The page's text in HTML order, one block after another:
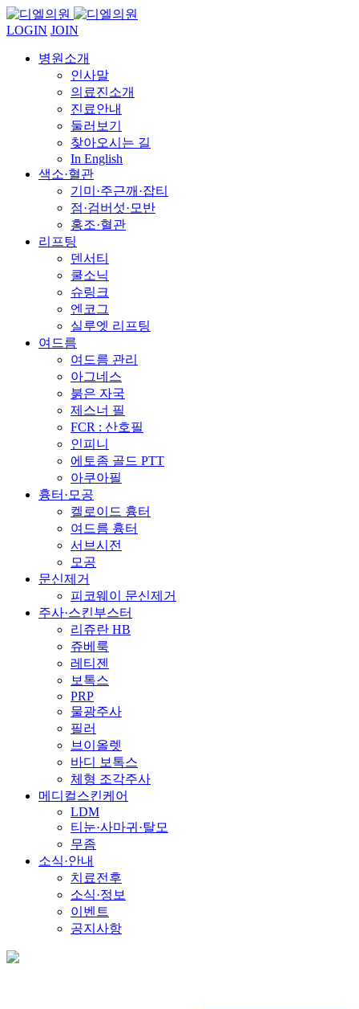
LOGIN JOIN
병원소개
인사말
의료진소개
진료안내
둘러보기
찾아오시는 길
In English
색소·혈관
기미·주근깨·잡티
점·검버섯·모반
홍조·혈관
리프팅
덴서티
쿨소닉
슈링크
엔코그
실루엣 리프팅
여드름
여드름 관리
아그네스
붉은 자국
제스너 필
FCR : 산호필
인피니
에토좀 골드 PTT
아쿠아필
흉터·모공
켈로이드 흉터
여드름 흉터
서브시전
모공
문신제거
피코웨이 문신제거
주사·스킨부스터
리쥬란 HB
쥬베룩
레티젠
보톡스
PRP
물광주사
필러
브이올렛
바디 보톡스
체형 조각주사
메디컬스킨케어
LDM
티눈·사마귀·탈모
무좀
소식·안내
치료전후
소식·정보
이벤트
공지사항